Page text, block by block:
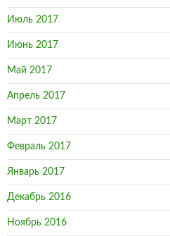
Июль 2017
Июнь 2017
Май 2017
Апрель 2017
Март 2017
Февраль 2017
Январь 2017
Декабрь 2016
Ноябрь 2016